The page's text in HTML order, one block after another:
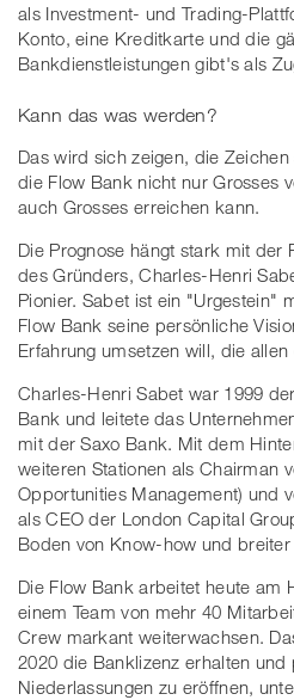
als Investment- und Trading-
Konto, eine Kreditkarte und die
Bankdienstleistungen gibt's als
Kann das was werden?
Das wird sich zeigen, die
die Flow Bank nicht nur Grosses
auch Grosses erreichen kann.
Die Prognose hängt stark mit der
des Gründers, Charles-Henri
Pionier. Sabet ist ein "Urgestein"
Flow Bank seine persönliche
Erfahrung umsetzen will, die allen
Charles-Henri Sabet war 1999
Bank und leitete das
mit der Saxo Bank. Mit dem
weiteren Stationen als Chairman
Opportunities Management) und
als CEO der London Capital
Boden von Know-how und breiter
Die Flow Bank arbeitet heute am
einem Team von mehr 40
Crew markant weiterwachsen.
2020 die Banklizenz erhalten
Niederlassungen zu eröffnen,